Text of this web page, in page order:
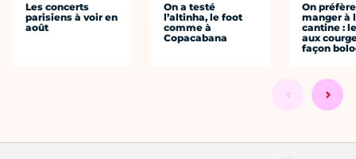
Les concerts
parisiens à voir en
août
On a testé
l’altinha, le foot
comme à
Copacabana
On préfère
manger à
cantine :
aux
façon